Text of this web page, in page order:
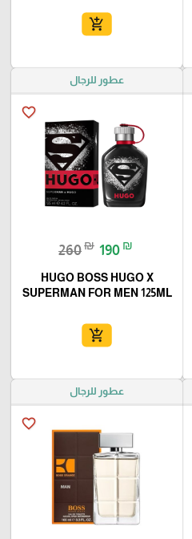
add_shopping_cart
عطور للرجال
favorite_border
260₪ 190 ₪
HUGO BOSS HUGO X
SUPERMAN FOR MEN 125ML
add_shopping_cart
عطور للرجال
favorite_border